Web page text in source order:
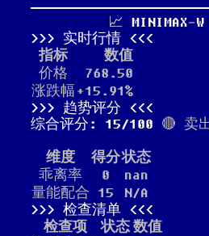
📈 MINIMAX-
实时行情
指标
数值
价格
768.50
涨跌幅 +15.91%
趋势评分
综合评分: 15/100 🔴 卖
维度 得分状态
乖离率
0
nan
量能配合 15
N/A
检查清单
检查项
状态 数值